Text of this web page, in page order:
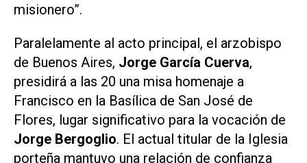
misionero”.
Paralelamente al acto principal, el arzobispo
de Buenos Aires, Jorge García Cuerva,
presidirá a las 20 una misa homenaje a
Francisco en la Basílica de San José de
Flores, lugar significativo para la vocación de
Jorge Bergoglio. El actual titular de la Iglesia
porteña mantuvo una relación de confianza